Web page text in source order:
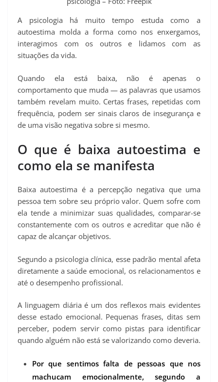
A psicologia há muito tempo estuda como a
autoestima molda a forma como nos enxergamos,
interagimos com os outros e lidamos com as
situações da vida.
Quando ela está baixa, não é apenas o
comportamento que muda — as palavras que usamos
também revelam muito. Certas frases, repetidas com
frequência, podem ser sinais claros de insegurança e
de uma visão negativa sobre si mesmo.
O que é baixa autoestima e
como ela se manifesta
Baixa autoestima é a percepção negativa que uma
pessoa tem sobre seu próprio valor. Quem sofre com
ela tende a minimizar suas qualidades, comparar-se
constantemente com os outros e acreditar que não é
capaz de alcançar objetivos.
Segundo a psicologia clínica, esse padrão mental afeta
diretamente a saúde emocional, os relacionamentos e
até o desempenho profissional.
A linguagem diária é um dos reflexos mais evidentes
desse estado emocional. Pequenas frases, ditas sem
perceber, podem servir como pistas para identificar
quando alguém não está se valorizando como deveria.
Por que sentimos falta de pessoas que nos
machucam emocionalmente, segundo a